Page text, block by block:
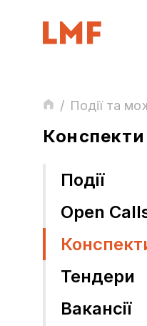
/ Події та
Події
Open
Тендери
Вакансії